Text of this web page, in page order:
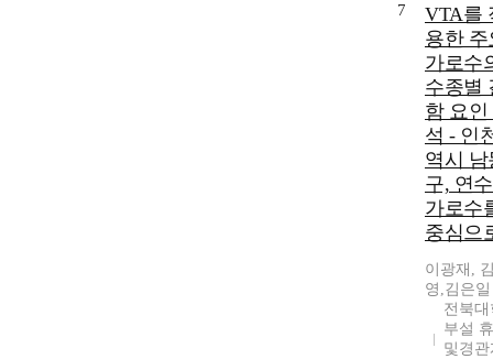
7
VTA를
용한 주
가로수
수종별
함 요인
석 - 인
역시 남
구, 연
가로수
중심으
이광재,
영,김은일
전북
부설
및경